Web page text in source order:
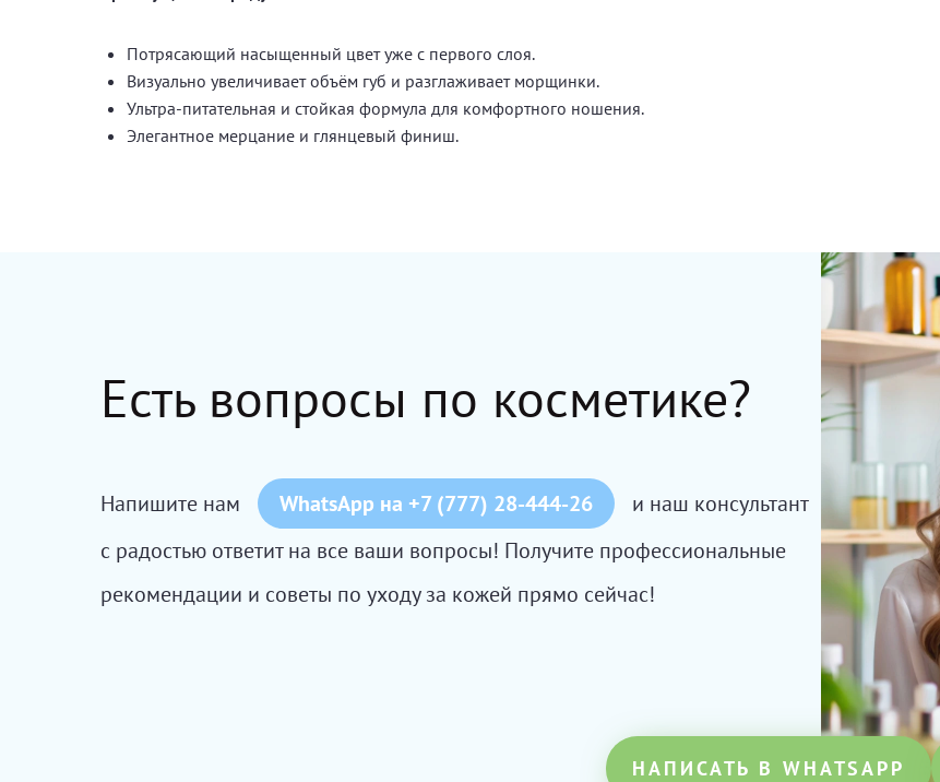
Потрясающий насыщенный цвет уже с первого слоя.
Визуально увеличивает объём губ и разглаживает морщинки.
Ультра-питательная и стойкая формула для комфортного ношения.
Элегантное мерцание и глянцевый финиш.
Есть вопросы по косметике?
Напишите нам WhatsApp на +7 (777) 28-444-26
и наш консультант
с радостью ответит на все ваши вопросы! Получите профессиональные
рекомендации и советы по уходу за кожей прямо сейчас!
НАПИСАТЬ В WHATSAPP